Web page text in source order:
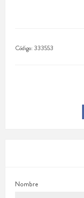
Código:333553
Nombre